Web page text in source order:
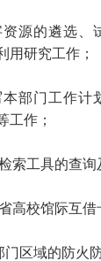
源的遴选、
用研究工作；
部门工作计
工作；
索工具的查询
高校馆际互借
门区域的防火